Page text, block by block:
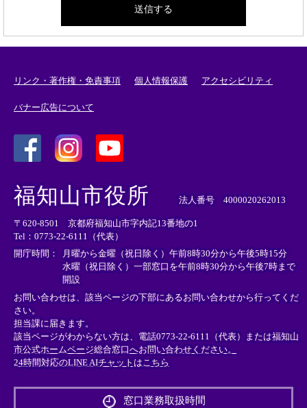
リンク・著作権・免責事項 個人情報保護 アクセシビリティ
バナー広告について
外
部
リ
ン
ク
＞
外
リ
ン
ク
＞
外
部
ン
ク
＞
福知山市役所 法人番号 4000020262013
〒620-8501 京都府福知山市字内記13番地の1
Tel：0773-22-6111（代表）
開庁時間：
月曜から金曜（祝日除く）午前8時30分から午後5時15分
水曜（祝日除く）一部窓口を午前8時30分から午後7時まで
開設
お問い合わせは、該当ページの下部にあるお問い合わせから行ってくだ
さい。
担当課に届きます。
該当ページがわからない方は、電話0773-22-6111（代表）または福知山
市公式ホームページ総合窓口へお問い合わせください。
24時間対応のLINE AIチャットはこちら
外
窓口業務取扱時間